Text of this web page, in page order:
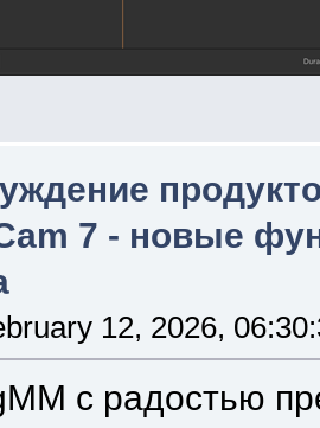
7 - новые
12, 2026,
с радостью